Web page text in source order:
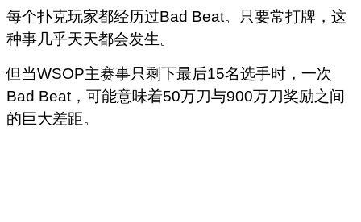
每个扑克玩家都经历过Bad Beat。只要常打牌，这
种事几乎天天都会发生。
但当WSOP主赛事只剩下最后15名选手时，一次
Bad Beat，可能意味着50万刀与900万刀奖励之间
的巨大差距。